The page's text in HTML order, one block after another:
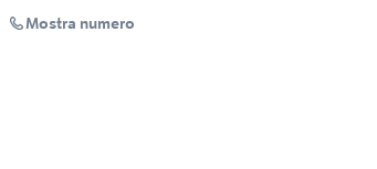
Mostra numero